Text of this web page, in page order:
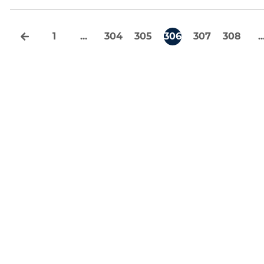
1 ... 304 305 306 307 308